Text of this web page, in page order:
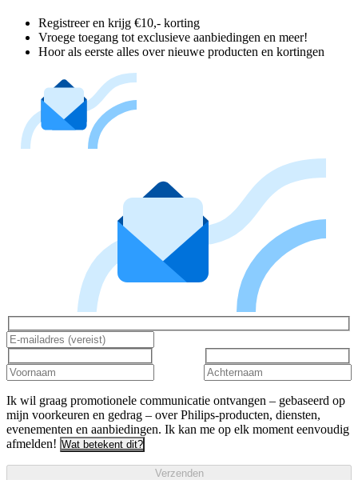
Registreer en krijg €10,- korting
Vroege toegang tot exclusieve aanbiedingen en meer!
Hoor als eerste alles over nieuwe producten en kortingen
Ik wil graag promotionele communicatie ontvangen – gebaseerd op
mijn voorkeuren en gedrag – over Philips-producten, diensten,
evenementen en aanbiedingen. Ik kan me op elk moment eenvoudig
afmelden! Wat betekent dit?
Verzenden